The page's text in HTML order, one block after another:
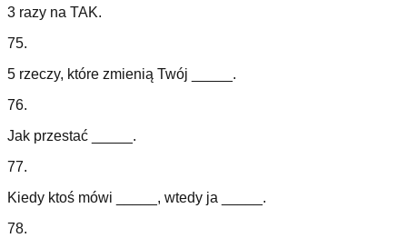
3 razy na TAK.
75.
5 rzeczy, które zmienią Twój _____.
76.
Jak przestać _____.
77.
Kiedy ktoś mówi _____, wtedy ja _____.
78.